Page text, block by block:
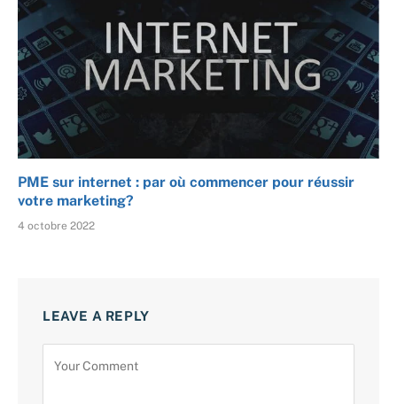
PME sur internet : par où commencer pour réussir
votre marketing?
4 octobre 2022
LEAVE A REPLY